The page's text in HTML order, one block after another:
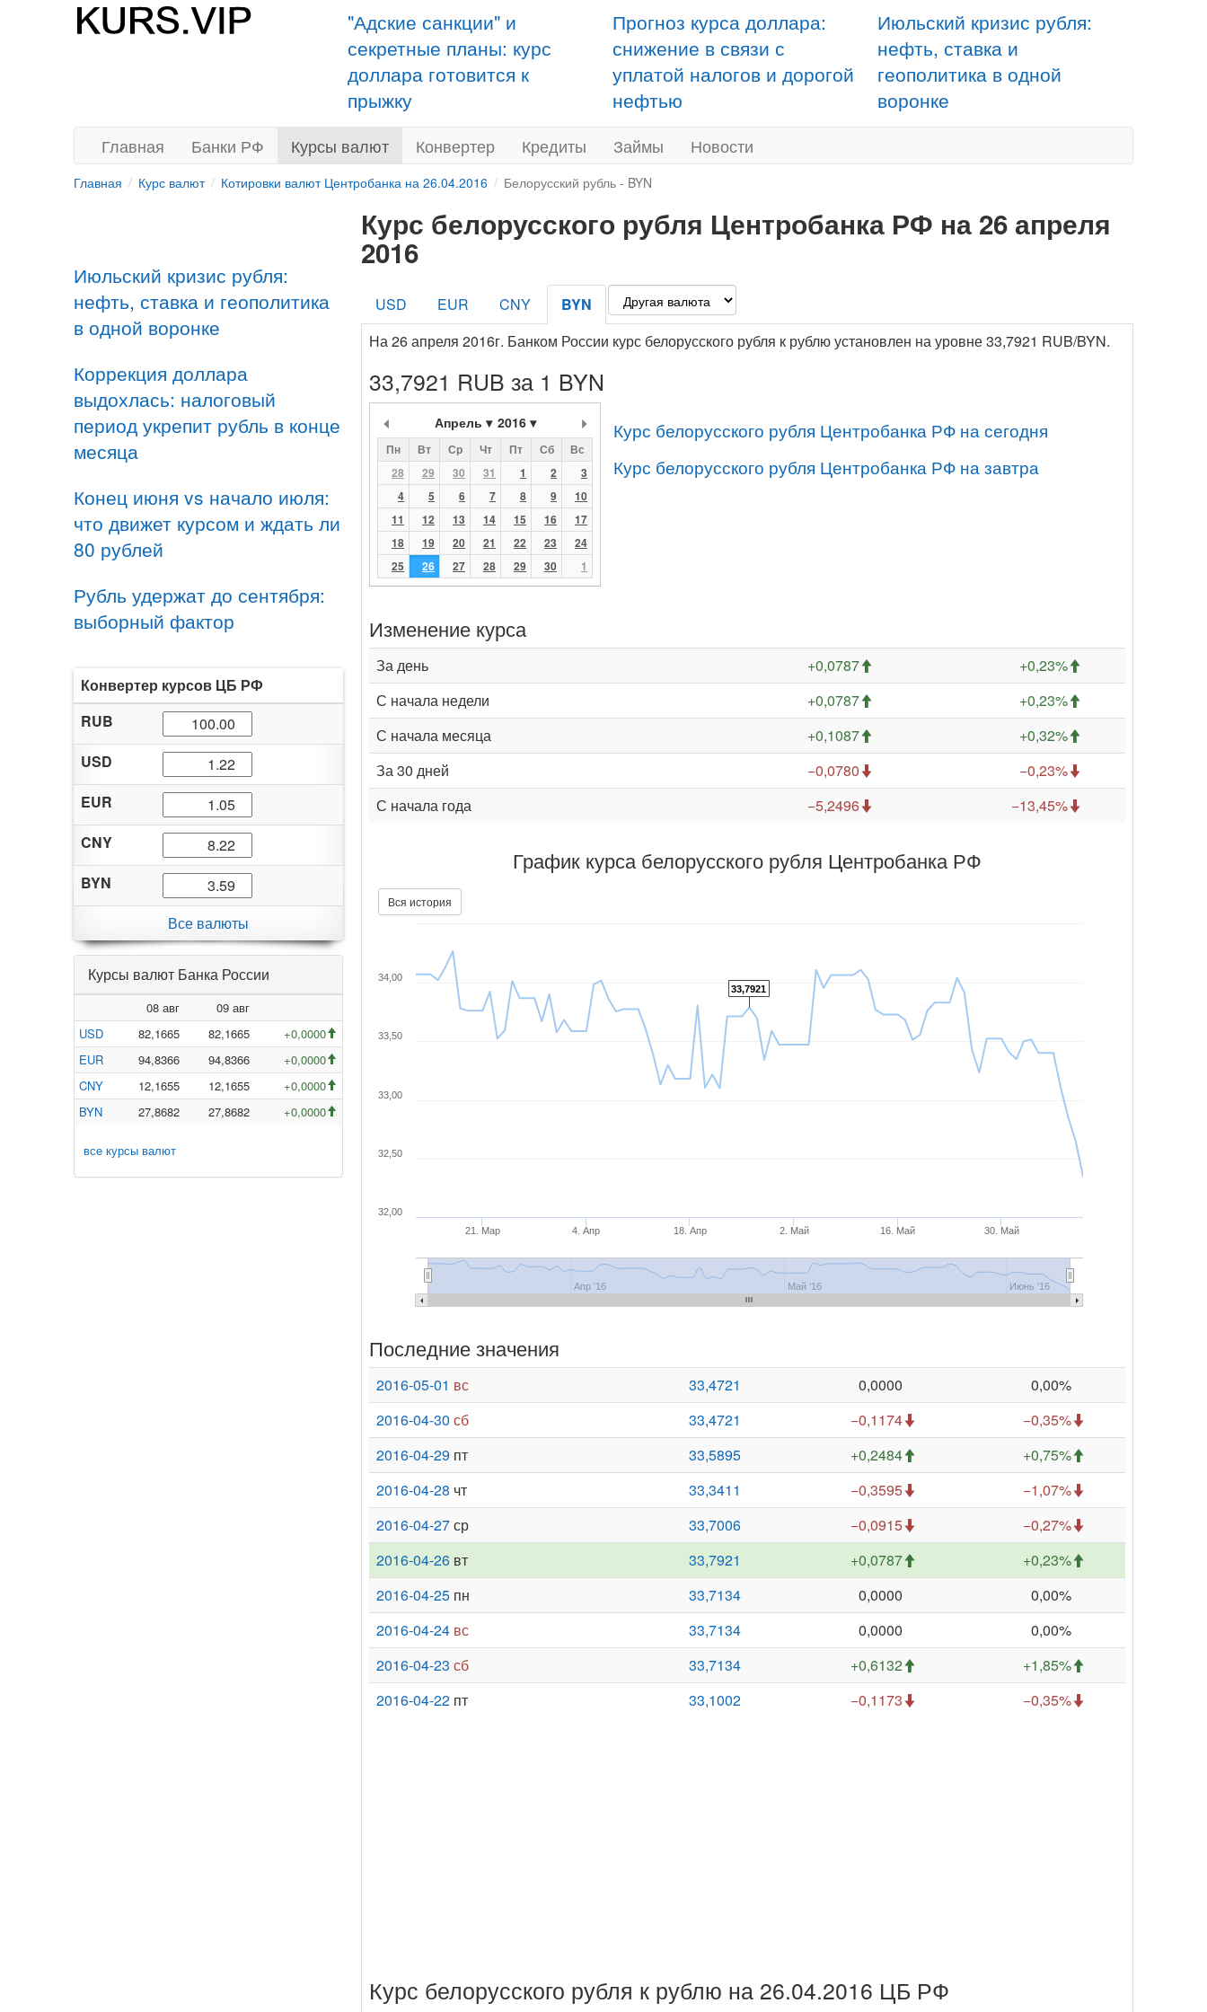
"Адские санкции" и
секретные планы: курс
доллара готовится к
прыжку
Прогноз курса доллара:
снижение в связи с
уплатой налогов и дорогой
нефтью
Июльский кризис рубля:
нефть, ставка и
геополитика в одной
воронке
Главная Банки РФ Курсы валют Конвертер Кредиты Займы Новости
Главная Курс валют Котировки валют Центробанка на 26.04.2016 Белорусский рубль - BYN
Июльский кризис рубля:
нефть, ставка и геополитика
в одной воронке
Коррекция доллара
выдохлась: налоговый
период укрепит рубль в конце
месяца
Конец июня vs начало июля:
что движет курсом и ждать ли
80 рублей
Рубль удержат до сентября:
выборный фактор
Конвертер курсов ЦБ РФ
RUB
USD
EUR
CNY
BYN
Все валюты
Курсы валют Банка России
08 авг
09 авг
USD
82,1665 82,1665
+0,0000
EUR
94,8366 94,8366
+0,0000
CNY
12,1655 12,1655
+0,0000
BYN
27,8682 27,8682 +0,0000
все курсы валют
Курс белорусского рубля Центробанка РФ на 26 апреля
2016
USD EUR CNY
BYN
На 26 апреля 2016г. Банком России курс белорусского рубля к рублю установлен на уровне 33,7921 RUB/BYN.
33,7921 RUB за 1 BYN
Апрель 2016
Пн Вт Ср Чт Пт Сб
Вс
28
29 30 31 1 2
3
4
5 6 7 8 9
10
11
12 13 14 15 16
17
18
19 20 21 22 23
24
25
26 27 28 29 30 1
Курс белорусского рубля Центробанка РФ на сегодня
Курс белорусского рубля Центробанка РФ на завтра
Изменение курса
За день +0,0787
+0,23%
С начала недели
+0,0787
+0,23%
С начала месяца
+0,1087
+0,32%
За 30 дней
−0,0780
−0,23%
С начала года
−5,2496 −13,45%
График курса белорусского рубля Центробанка РФ
Вся история
33,7921
21. Мар 4. Апр 18. Апр 2. Май 16. Май 30. Май
Апр '16 Май '16 Июнь '16
32,00
32,50
33,00
33,50
34,00
Последние значения
2016-05-01 вс 33,4721 0,0000
0,00%
2016-04-30 сб 33,4721 −0,1174
−0,35%
2016-04-29 пт 33,5895 +0,2484
+0,75%
2016-04-28 чт 33,3411 −0,3595
−1,07%
2016-04-27ср 33,7006 −0,0915
−0,27%
2016-04-26 вт 33,7921 +0,0787
+0,23%
2016-04-25 пн 33,7134 0,0000
0,00%
2016-04-24 вс 33,7134 0,0000
0,00%
2016-04-23 сб 33,7134 +0,6132
+1,85%
2016-04-22 пт 33,1002 −0,1173 −0,35%
Курс белорусского рубля к рублю на 26.04.2016 ЦБ РФ